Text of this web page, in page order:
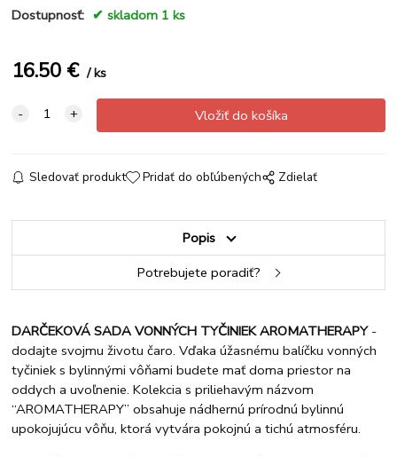
Dostupnosť: skladom 1 ks
16.50 € ks
Sledovať produkt Pridať do obľúbených Zdielať
Popis
Potrebujete poradiť?
DARČEKOVÁ SADA VONNÝCH TYČINIEK AROMATHERAPY -
dodajte svojmu životu čaro. Vďaka úžasnému balíčku vonných
tyčiniek s bylinnými vôňami budete mať doma priestor na
oddych a uvoľnenie. Kolekcia s priliehavým názvom
“AROMATHERAPY” obsahuje nádhernú prírodnú bylinnú
upokojujúcu vôňu, ktorá vytvára pokojnú a tichú atmosféru.